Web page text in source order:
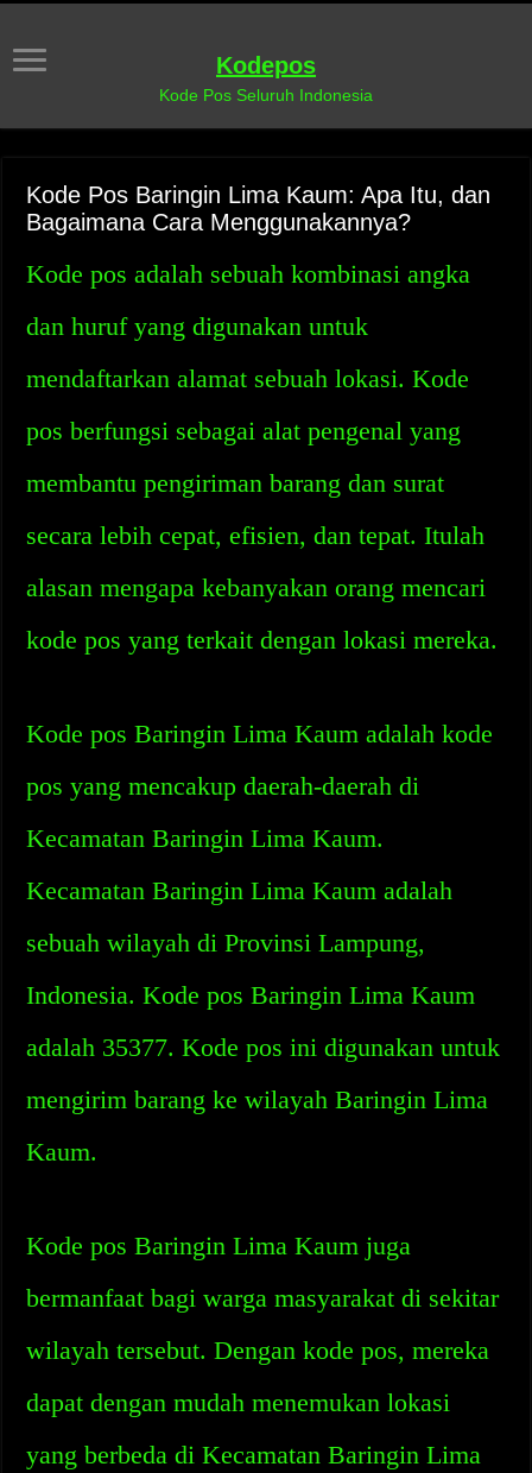
Kodepos
Kode Pos Seluruh Indonesia
Kode Pos Baringin Lima Kaum: Apa Itu, dan
Bagaimana Cara Menggunakannya?
Kode pos adalah sebuah kombinasi angka
dan huruf yang digunakan untuk
mendaftarkan alamat sebuah lokasi. Kode
pos berfungsi sebagai alat pengenal yang
membantu pengiriman barang dan surat
secara lebih cepat, efisien, dan tepat. Itulah
alasan mengapa kebanyakan orang mencari
kode pos yang terkait dengan lokasi mereka.
Kode pos Baringin Lima Kaum adalah kode
pos yang mencakup daerah-daerah di
Kecamatan Baringin Lima Kaum.
Kecamatan Baringin Lima Kaum adalah
sebuah wilayah di Provinsi Lampung,
Indonesia. Kode pos Baringin Lima Kaum
adalah 35377. Kode pos ini digunakan untuk
mengirim barang ke wilayah Baringin Lima
Kaum.
Kode pos Baringin Lima Kaum juga
bermanfaat bagi warga masyarakat di sekitar
wilayah tersebut. Dengan kode pos, mereka
dapat dengan mudah menemukan lokasi
yang berbeda di Kecamatan Baringin Lima